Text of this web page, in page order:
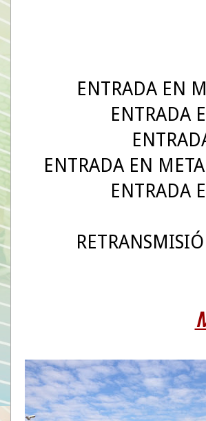
ENTRADA EN
ENTRADA
ENTRADA EN
ENTRADA